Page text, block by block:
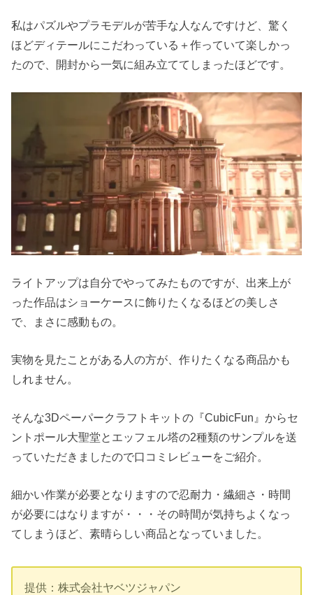
私はパズルやプラモデルが苦手な人なんですけど、驚く
ほどディテールにこだわっている＋作っていて楽しかっ
たので、開封から一気に組み立ててしまったほどです。
ライトアップは自分でやってみたものですが、出来上が
った作品はショーケースに飾りたくなるほどの美しさ
で、まさに感動もの。
実物を見たことがある人の方が、作りたくなる商品かも
しれません。
そんな3Dペーパークラフトキットの『CubicFun』からセ
ントポール大聖堂とエッフェル塔の2種類のサンプルを送
っていただきましたので口コミレビューをご紹介。
細かい作業が必要となりますので忍耐力・繊細さ・時間
が必要にはなりますが・・・その時間が気持ちよくなっ
てしまうほど、素晴らしい商品となっていました。
提供：株式会社ヤベツジャパン